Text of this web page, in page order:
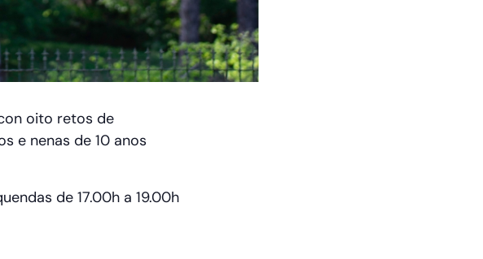
oito retos de
e nenas de 10 anos
de 17.00h a 19.00h